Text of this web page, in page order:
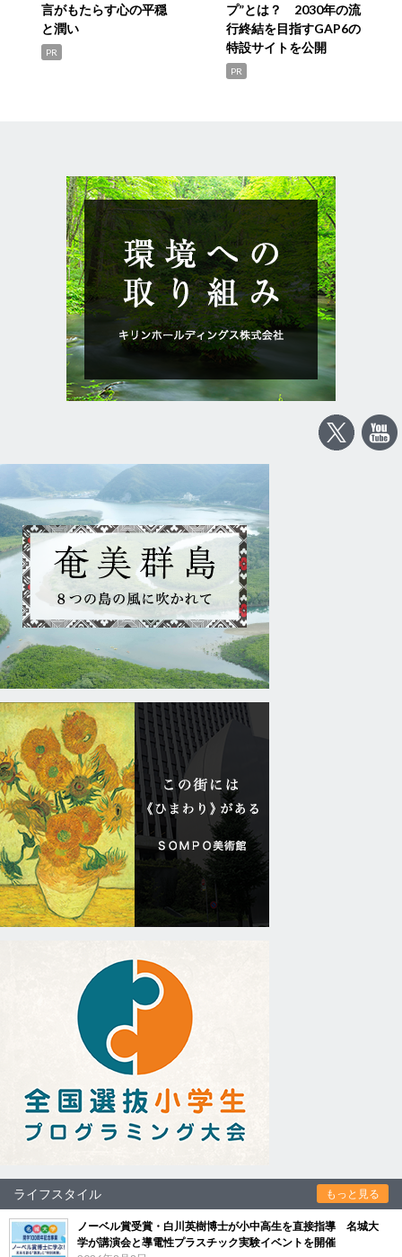
言がもたらす心の平穏
と潤い
PR
プ”とは？ 2030年の流
行終結を目指すGAP6の
特設サイトを公開
PR
ライフスタイル もっと見る
ノーベル賞受賞・白川英樹博士が小中高生を直接指導 名城大
学が講演会と導電性プラスチック実験イベントを開催